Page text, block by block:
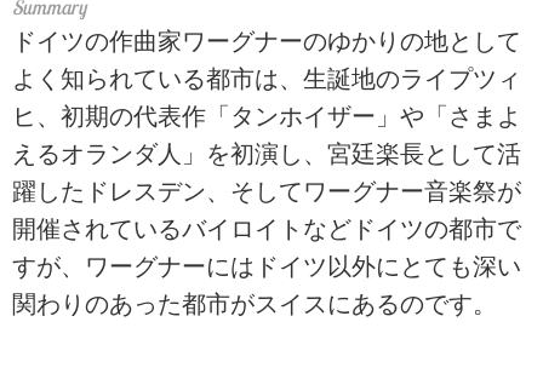
ドイツの作曲家ワーグナーのゆかりの地として
よく知られている都市は、生誕地のライプツィ
ヒ、初期の代表作「タンホイザー」や「さまよ
えるオランダ人」を初演し、宮廷楽長として活
躍したドレスデン、そしてワーグナー音楽祭が
開催されているバイロイトなどドイツの都市で
すが、ワーグナーにはドイツ以外にとても深い
関わりのあった都市がスイスにあるのです。